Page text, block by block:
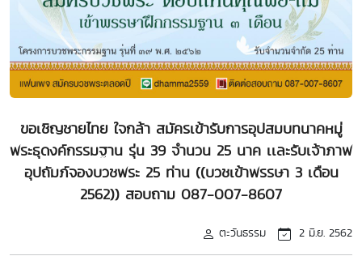
ขอเชิญชายไทย ใจกล้า สมัครเข้ารับการอุปสมบทนาคหมู่
พระธุดงค์กรรมฐาน รุ่น 39 จำนวน 25 นาค เเละรับเจ้าภาพ
อุปถัมภ์จองบวชพระ 25 ท่าน ((บวชเข้าพรรษา 3 เดือน
2562)) สอบถาม 087-007-8607
ตะวันธรรม 2 มิ.ย. 2562